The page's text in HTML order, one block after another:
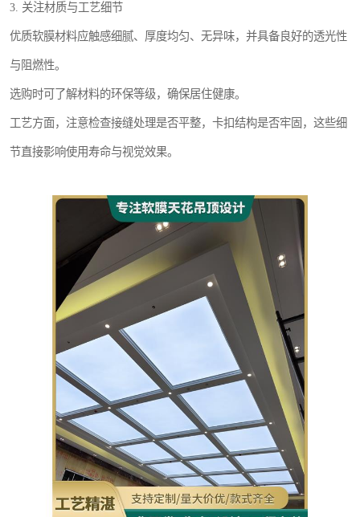
3. 关注材质与工艺细节
优质软膜材料应触感细腻、厚度均匀、无异味，并具备良好的透光性
与阻燃性。
选购时可了解材料的环保等级，确保居住健康。
工艺方面，注意检查接缝处理是否平整，卡扣结构是否牢固，这些细
节直接影响使用寿命与视觉效果。